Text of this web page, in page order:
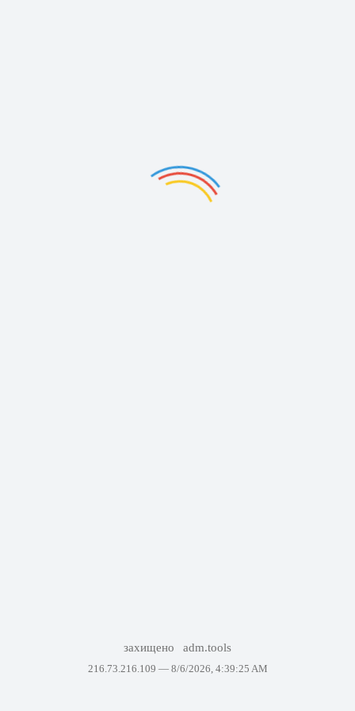
захищено adm.tools
216.73.216.109 — 8/6/2026, 4:39:25 AM